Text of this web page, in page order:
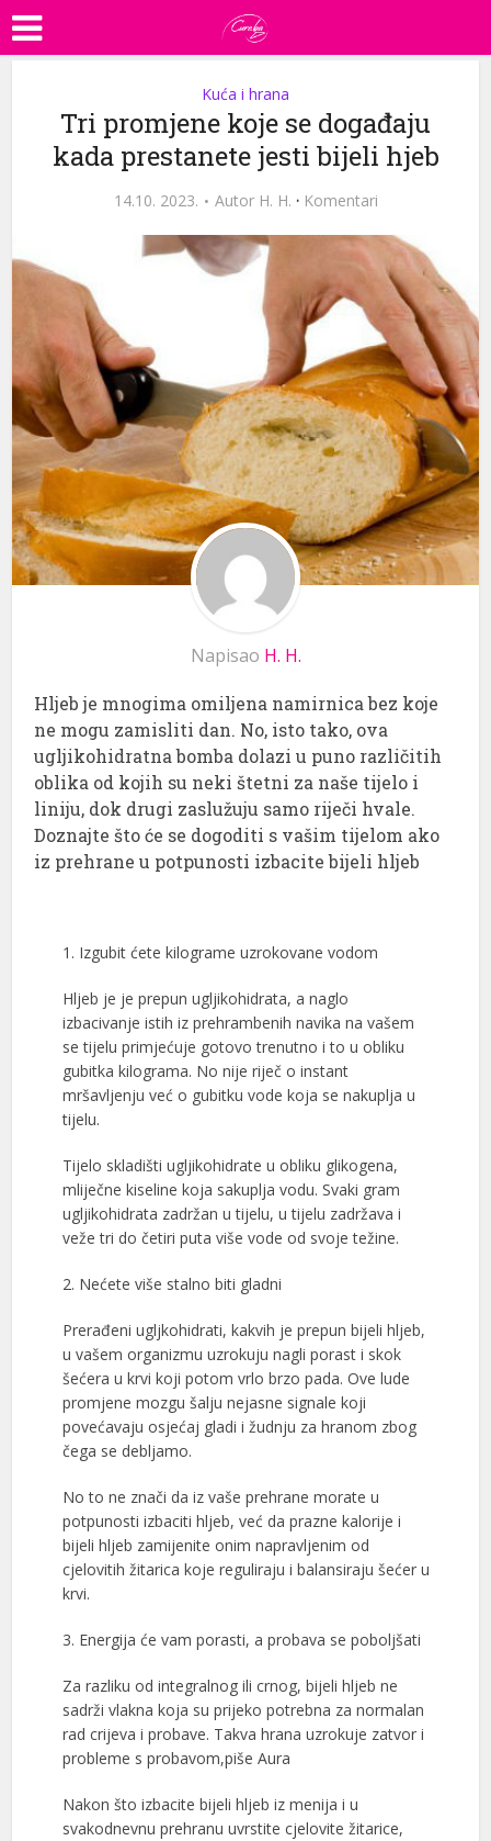
Kuća i hrana
Tri promjene koje se događaju
kada prestanete jesti bijeli hjeb
14.10. 2023. Autor H. H. · Komentari
Napisao H. H.
Hljeb je mnogima omiljena namirnica bez koje
ne mogu zamisliti dan. No, isto tako, ova
ugljikohidratna bomba dolazi u puno različitih
oblika od kojih su neki štetni za naše tijelo i
liniju, dok drugi zaslužuju samo riječi hvale.
Doznajte što će se dogoditi s vašim tijelom ako
iz prehrane u potpunosti izbacite bijeli hljeb
1. Izgubit ćete kilograme uzrokovane vodom
Hljeb je je prepun ugljikohidrata, a naglo
izbacivanje istih iz prehrambenih navika na vašem
se tijelu primjećuje gotovo trenutno i to u obliku
gubitka kilograma. No nije riječ o instant
mršavljenju već o gubitku vode koja se nakuplja u
tijelu.
Tijelo skladišti ugljikohidrate u obliku glikogena,
mliječne kiseline koja sakuplja vodu. Svaki gram
ugljikohidrata zadržan u tijelu, u tijelu zadržava i
veže tri do četiri puta više vode od svoje težine.
2. Nećete više stalno biti gladni
Prerađeni ugljkohidrati, kakvih je prepun bijeli hljeb,
u vašem organizmu uzrokuju nagli porast i skok
šećera u krvi koji potom vrlo brzo pada. Ove lude
promjene mozgu šalju nejasne signale koji
povećavaju osjećaj gladi i žudnju za hranom zbog
čega se debljamo.
No to ne znači da iz vaše prehrane morate u
potpunosti izbaciti hljeb, već da prazne kalorije i
bijeli hljeb zamijenite onim napravljenim od
cjelovitih žitarica koje reguliraju i balansiraju šećer u
krvi.
3. Energija će vam porasti, a probava se poboljšati
Za razliku od integralnog ili crnog, bijeli hljeb ne
sadrži vlakna koja su prijeko potrebna za normalan
rad crijeva i probave. Takva hrana uzrokuje zatvor i
probleme s probavom,piše Aura
Nakon što izbacite bijeli hljeb iz menija i u
svakodnevnu prehranu uvrstite cjelovite žitarice,